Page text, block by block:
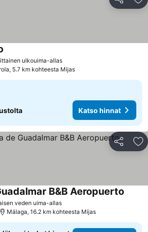
Jaa
ulkouima-allasKatso hinnat
5.7 km kohteesta Mijas
Katso hinnat
Jaa
veden uima-allasKatso hinnat
B&B Aeropuerto
Málaga, 16.2 km kohteesta Mijas